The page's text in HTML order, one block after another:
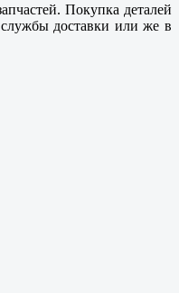
Покупка деталей
доставки или же в